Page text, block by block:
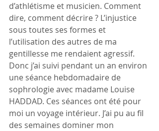
d’athlétisme et musicien. Comment
dire, comment décrire ? L’injustice
sous toutes ses formes et
l’utilisation des autres de ma
gentillesse me rendaient agressif.
Donc j’ai suivi pendant un an environ
une séance hebdomadaire de
sophrologie avec madame Louise
HADDAD. Ces séances ont été pour
moi un voyage intérieur. J’ai pu au fil
des semaines dominer mon